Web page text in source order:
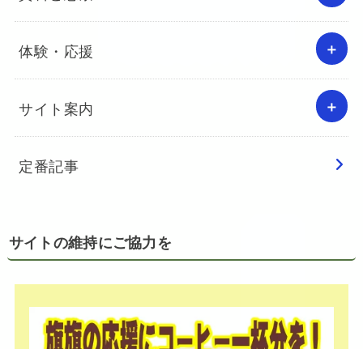
体験・応援
サイト案内
定番記事
サイトの維持にご協力を